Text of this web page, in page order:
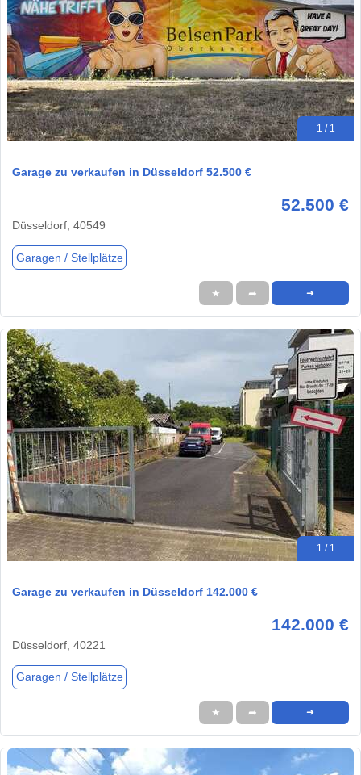
1 / 1
Garage zu verkaufen in Düsseldorf 52.500 €
52.500 €
Düsseldorf, 40549
Garagen / Stellplätze
★ ➦ ➜
1 / 1
Garage zu verkaufen in Düsseldorf 142.000 €
142.000 €
Düsseldorf, 40221
Garagen / Stellplätze
★ ➦ ➜